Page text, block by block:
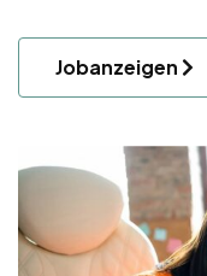
Jobanzeigen